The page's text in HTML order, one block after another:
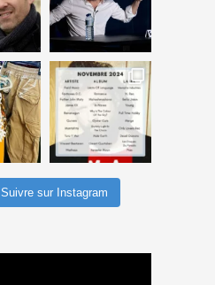
Suivre sur Instagram